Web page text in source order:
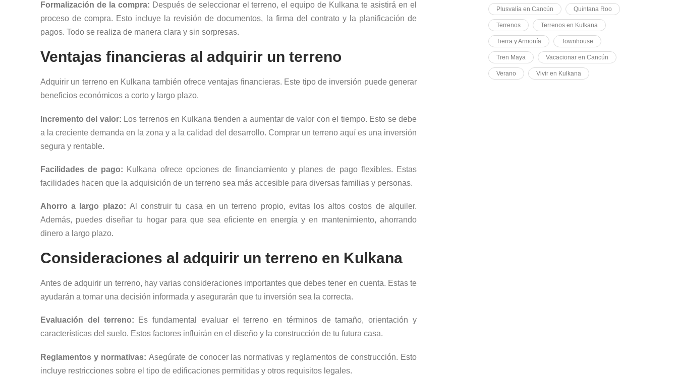
Formalización de la compra: Después de seleccionar el terreno, el equipo de Kulkana te asistirá en el
proceso de compra. Esto incluye la revisión de documentos, la firma del contrato y la planificación de
pagos. Todo se realiza de manera clara y sin sorpresas.
Ventajas financieras al adquirir un terreno
Adquirir un terreno en Kulkana también ofrece ventajas financieras. Este tipo de inversión puede generar
beneficios económicos a corto y largo plazo.
Incremento del valor: Los terrenos en Kulkana tienden a aumentar de valor con el tiempo. Esto se debe
a la creciente demanda en la zona y a la calidad del desarrollo. Comprar un terreno aquí es una inversión
segura y rentable.
Facilidades de pago: Kulkana ofrece opciones de financiamiento y planes de pago flexibles. Estas
facilidades hacen que la adquisición de un terreno sea más accesible para diversas familias y personas.
Ahorro a largo plazo: Al construir tu casa en un terreno propio, evitas los altos costos de alquiler.
Además, puedes diseñar tu hogar para que sea eficiente en energía y en mantenimiento, ahorrando
dinero a largo plazo.
Consideraciones al adquirir un terreno en Kulkana
Antes de adquirir un terreno, hay varias consideraciones importantes que debes tener en cuenta. Estas te
ayudarán a tomar una decisión informada y asegurarán que tu inversión sea la correcta.
Evaluación del terreno: Es fundamental evaluar el terreno en términos de tamaño, orientación y
características del suelo. Estos factores influirán en el diseño y la construcción de tu futura casa.
Reglamentos y normativas: Asegúrate de conocer las normativas y reglamentos de construcción. Esto
incluye restricciones sobre el tipo de edificaciones permitidas y otros requisitos legales.
Plusvalía en Cancún Quintana Roo
Terrenos Terrenos en Kulkana
Tierra y Armonía Townhouse
Tren Maya Vacacionar en Cancún
Verano Vivir en Kulkana